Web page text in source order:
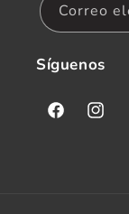
Correo
Síguenos
Facebook